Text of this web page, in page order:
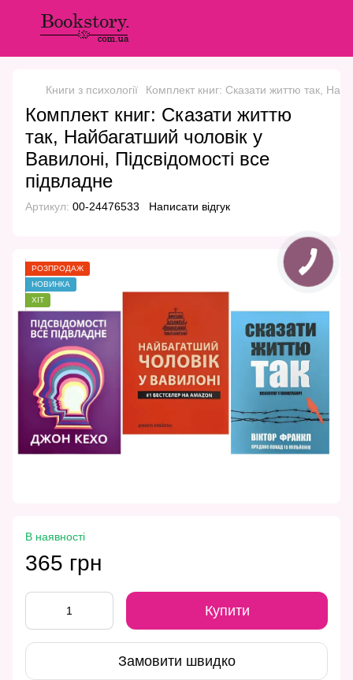
Книги з психології Комплект книг: Сказати життю так,
Комплект книг: Сказати життю
так, Найбагатший чоловік у
Вавилоні, Підсвідомості все
підвладне
Артикул: 00-24476533 Написати відгук
РОЗПРОДАЖ
НОВИНКА
ХІТ
В наявності
365 грн
Купити
Замовити швидко